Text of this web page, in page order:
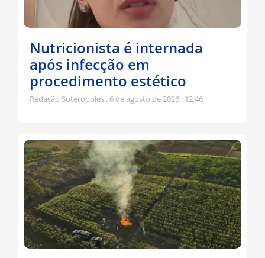
Nutricionista é internada
após infecção em
procedimento estético
Redação Soteropoles 6 de agosto de 2026 12:46